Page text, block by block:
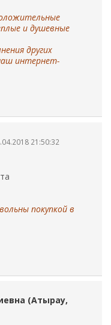
и душевные
других
интернет-
21:50:32
покупкой в
(Атырау,